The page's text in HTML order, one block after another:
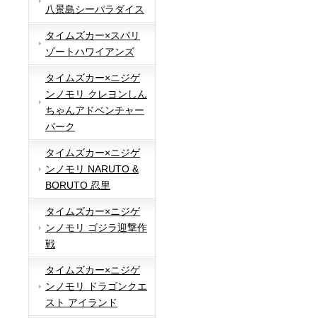
八景島シーパラダイス
タイムズカー×スパリ
ゾートハワイアンズ
タイムズカー×ニジゲ
ンノモリ クレヨンしん
ちゃんアドベンチャー
パーク
タイムズカー×ニジゲ
ンノモリ NARUTO &
BORUTO 忍里
タイムズカー×ニジゲ
ンノモリ ゴジラ迎撃作
戦
タイムズカー×ニジゲ
ンノモリ ドラゴンクエ
スト アイランド